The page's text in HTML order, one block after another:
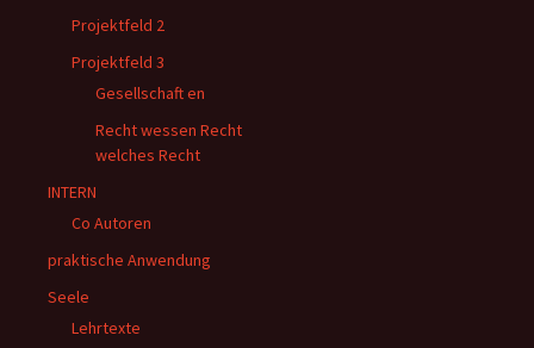
Projektfeld 2
Projektfeld 3
Gesellschaft en
Recht wessen Recht
welches Recht
INTERN
Co Autoren
praktische Anwendung
Seele
Lehrtexte